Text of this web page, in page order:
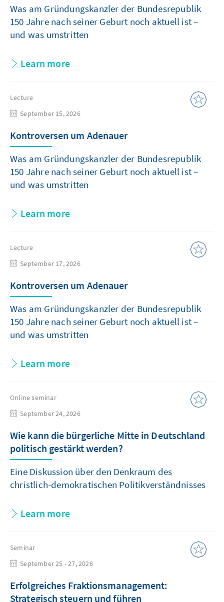
Was am Gründungskanzler der Bundesrepublik
150 Jahre nach seiner Geburt noch aktuell ist –
und was umstritten
Learn more
Lecture
September 15, 2026
Kontroversen um Adenauer
Was am Gründungskanzler der Bundesrepublik
150 Jahre nach seiner Geburt noch aktuell ist –
und was umstritten
Learn more
Lecture
September 17, 2026
Kontroversen um Adenauer
Was am Gründungskanzler der Bundesrepublik
150 Jahre nach seiner Geburt noch aktuell ist –
und was umstritten
Learn more
Online seminar
September 24, 2026
Wie kann die bürgerliche Mitte in Deutschland
politisch gestärkt werden?
Eine Diskussion über den Denkraum des
christlich-demokratischen Politikverständnisses
Learn more
Seminar
September 25 - 27, 2026
Erfolgreiches Fraktionsmanagement:
Strategisch steuern und führen